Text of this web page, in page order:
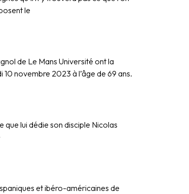
le
de Le Mans Université ont la
novembre 2023 à l’âge de 69 ans.
que lui dédie son disciple Nicolas
et ibéro-américaines de